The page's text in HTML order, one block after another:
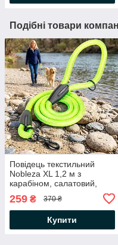
Подібні товари
Повідець текстильний
Nobleza XL 1,2 м з
карабіном, салатовий,
собак
259 ₴ 370 ₴
Купити